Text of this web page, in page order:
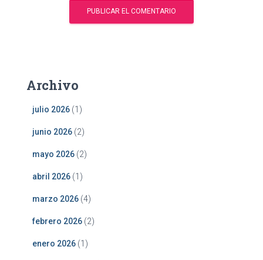
Archivo
julio 2026 (1)
junio 2026 (2)
mayo 2026 (2)
abril 2026 (1)
marzo 2026 (4)
febrero 2026 (2)
enero 2026 (1)